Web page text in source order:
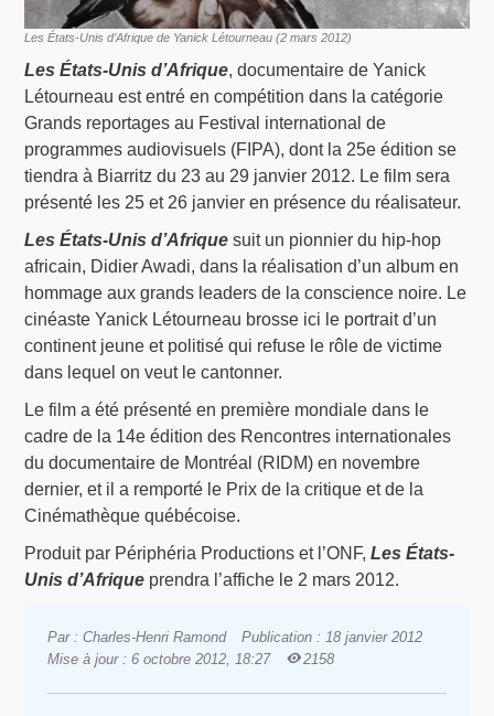
Les États-Unis d’Afrique de Yanick Létourneau (2 mars 2012)
Les États-Unis d’Afrique, documentaire de Yanick
Létourneau est entré en compétition dans la catégorie
Grands reportages au Festival international de
programmes audiovisuels (FIPA), dont la 25e édition se
tiendra à Biarritz du 23 au 29 janvier 2012. Le film sera
présenté les 25 et 26 janvier en présence du réalisateur.
Les États-Unis d’Afrique suit un pionnier du hip-hop
africain, Didier Awadi, dans la réalisation d’un album en
hommage aux grands leaders de la conscience noire. Le
cinéaste Yanick Létourneau brosse ici le portrait d’un
continent jeune et politisé qui refuse le rôle de victime
dans lequel on veut le cantonner.
Le film a été présenté en première mondiale dans le
cadre de la 14e édition des Rencontres internationales
du documentaire de Montréal (RIDM) en novembre
dernier, et il a remporté le Prix de la critique et de la
Cinémathèque québécoise.
Produit par Périphéria Productions et l’ONF,Les États-
Unis d’Afrique prendra l’affiche le 2 mars 2012.
Par : Charles-Henri Ramond
Publication : 18 janvier 2012
Mise à jour : 6 octobre 2012, 18:27
2158